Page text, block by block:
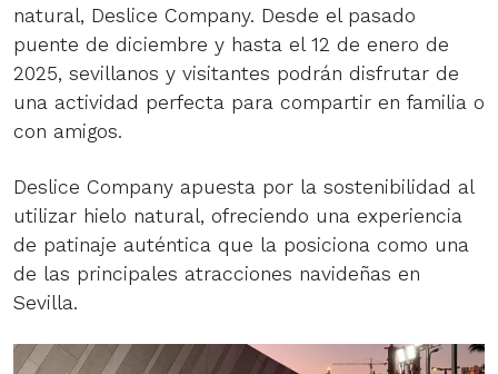
natural, Deslice Company. Desde el pasado
puente de diciembre y hasta el 12 de enero de
2025, sevillanos y visitantes podrán disfrutar de
una actividad perfecta para compartir en familia o
con amigos.
Deslice Company apuesta por la sostenibilidad al
utilizar hielo natural, ofreciendo una experiencia
de patinaje auténtica que la posiciona como una
de las principales atracciones navideñas en
Sevilla.